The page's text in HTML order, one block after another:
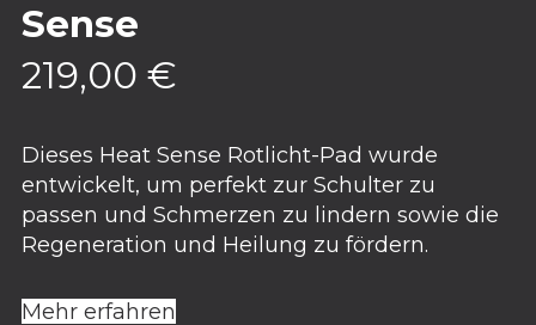
Sense
219,00 €
Dieses Heat Sense Rotlicht-Pad wurde
entwickelt, um perfekt zur Schulter zu
passen und Schmerzen zu lindern sowie die
Regeneration und Heilung zu fördern.
Mehr erfahren